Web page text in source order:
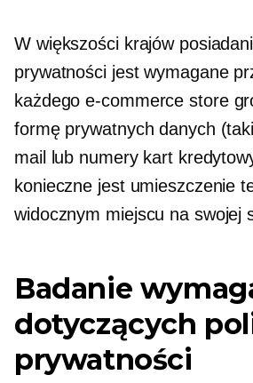
W większości krajów
prywatności jest wymagane
każdegoe-commerce store
formę prywatnych danych
mail lub numery kart
konieczne jest umieszczenie
widocznym miejscu na swojej
Badanie
dotyczących
prywatności